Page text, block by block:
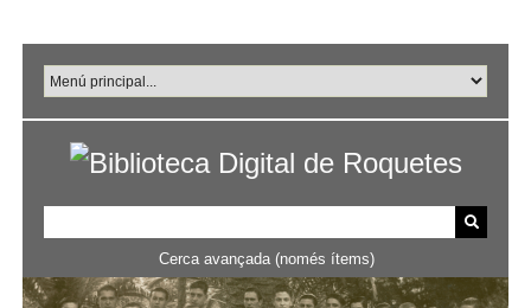
principal
Cerca avançada (només ítems)